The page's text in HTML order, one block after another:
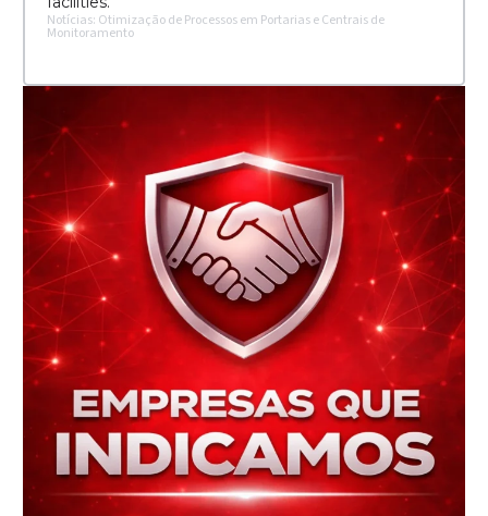
Notícias: Otimização de Processos em Portarias e Centrais de
Monitoramento